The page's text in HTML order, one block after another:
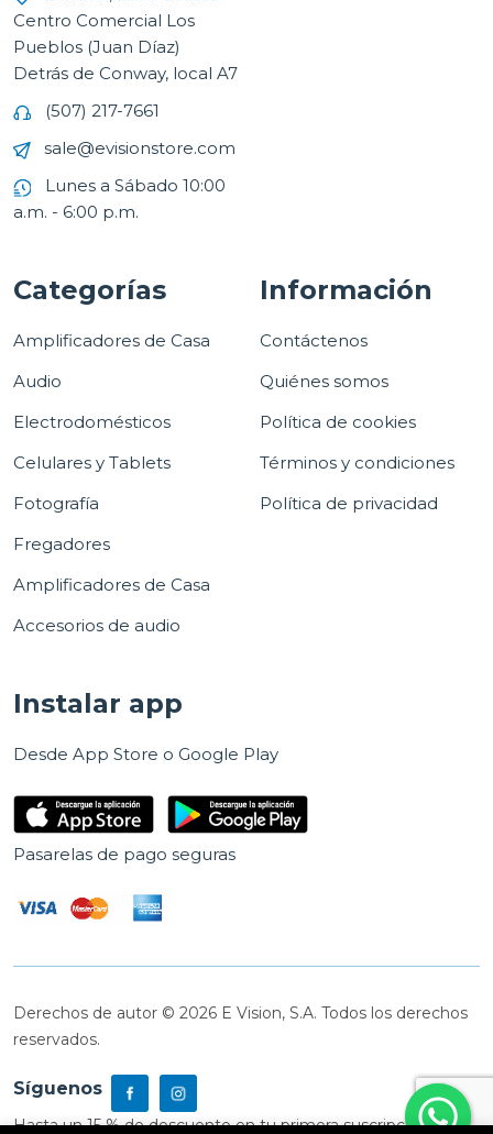
Centro Comercial Los
Pueblos (Juan Díaz)
Detrás de Conway, local A7
(507) 217-7661
sale@evisionstore.com
Lunes a Sábado 10:00
a.m. - 6:00 p.m.
Categorías
Amplificadores de Casa
Audio
Electrodomésticos
Celulares y Tablets
Fotografía
Fregadores
Amplificadores de Casa
Accesorios de audio
Información
Contáctenos
Quiénes somos
Política de cookies
Términos y condiciones
Política de privacidad
Instalar app
Desde App Store o Google Play
Pasarelas de pago seguras
Derechos de autor © 2026 E Vision, S.A. Todos los derechos
reservados.
Síguenos
Hasta un 15 % de descuento en tu primera suscripción